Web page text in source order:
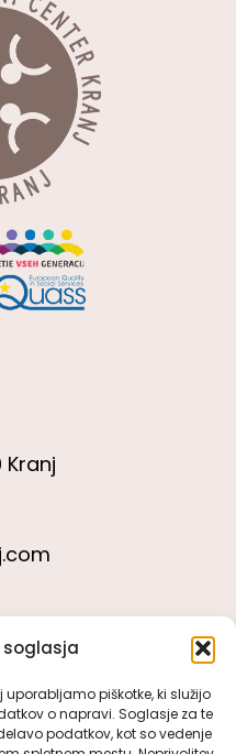
soglasja
piškotke, ki služijo
o napravi. Soglasje za te
podatkov, kot so vedenje
Kranj